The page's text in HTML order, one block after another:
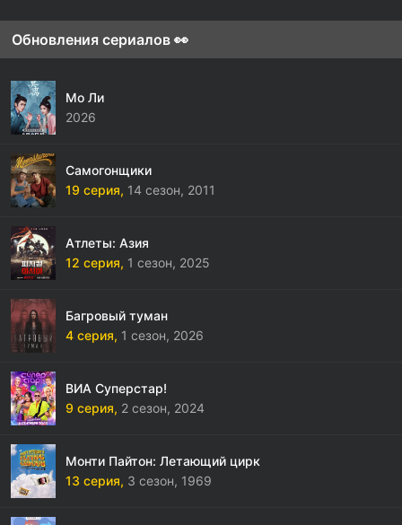
Обновления сериалов 👀
Мо Ли
2026
Самогонщики
19 серия, 14 сезон, 2011
Атлеты: Азия
12 серия, 1 сезон, 2025
Багровый туман
4 серия, 1 сезон, 2026
ВИА Суперстар!
9 серия, 2 сезон, 2024
Монти Пайтон: Летающий цирк
13 серия, 3 сезон, 1969